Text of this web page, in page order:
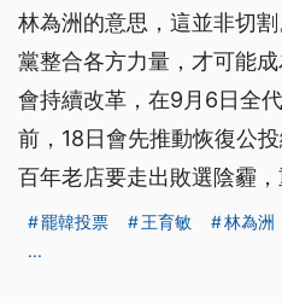
林為洲的意思，這並非切
黨整合各方力量，才可能
會持續改革，在9月6日全
前，18日會先推動恢復公
百年老店要走出敗選陰霾，
罷韓投票 王育敏 林為洲
...